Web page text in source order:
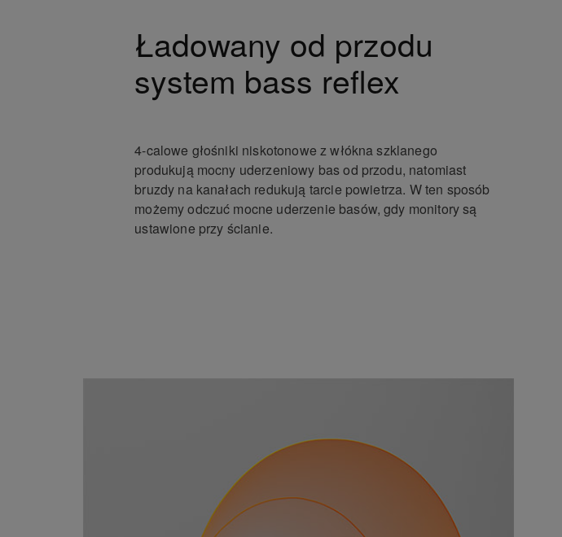
Ładowany od przodu
system bass reflex
4-calowe głośniki niskotonowe z włókna szklanego
produkują mocny uderzeniowy bas od przodu, natomiast
bruzdy na kanałach redukują tarcie powietrza. W ten sposób
możemy odczuć mocne uderzenie basów, gdy monitory są
ustawione przy ścianie.